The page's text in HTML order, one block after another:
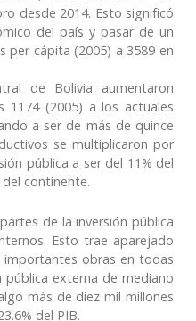
desde 2014. Esto significó
del país y pasar de un
per cápita (2005) a 3589 en
de Bolivia aumentaron
1174 (2005) a los actuales
a ser de más de quince
se multiplicaron por
pública a ser del 11% del
continente.
de la inversión pública
Esto trae aparejado
obras en todas
externa de mediano
más de diez mil millones
del PIB.